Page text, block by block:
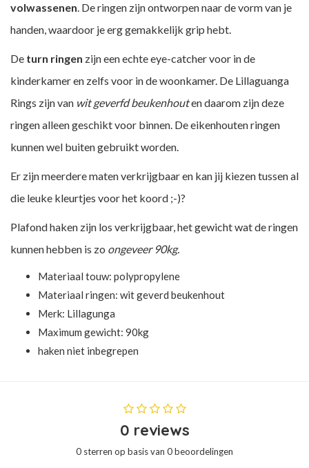
volwassenen. De ringen zijn ontworpen naar de vorm van je
handen, waardoor je erg gemakkelijk grip hebt.
De turn ringen zijn een echte eye-catcher voor in de
kinderkamer en zelfs voor in de woonkamer. De Lillaguanga
Rings zijn van wit geverfd beukenhouten daarom zijn deze
ringen alleen geschikt voor binnen. Deeikenhouten ringen
kunnen wel buiten gebruikt worden.
Er zijn meerdere maten verkrijgbaar en kan jij kiezen tussen al
die leuke kleurtjes voor het koord ;-)?
Plafond haken zijn los verkrijgbaar, het gewicht wat de ringen
kunnen hebben is zo ongeveer 90kg.
Materiaal touw: polypropylene
Materiaal ringen: wit geverd beukenhout
Merk: Lillagunga
Maximum gewicht: 90kg
haken niet inbegrepen
0 reviews
0 sterren op basis van 0 beoordelingen